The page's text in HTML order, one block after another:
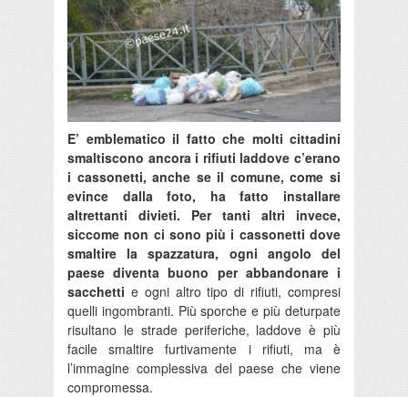
E’ emblematico il fatto che molti cittadini
smaltiscono ancora i rifiuti laddove c’erano
i cassonetti, anche se il comune, come si
evince dalla foto, ha fatto installare
altrettanti divieti. Per tanti altri invece,
siccome non ci sono più i cassonetti dove
smaltire la spazzatura, ogni angolo del
paese diventa buono per abbandonare i
sacchetti e ogni altro tipo di rifiuti, compresi
quelli ingombranti. Più sporche e più deturpate
risultano le strade periferiche, laddove è più
facile smaltire furtivamente i rifiuti, ma è
l’immagine complessiva del paese che viene
compromessa.